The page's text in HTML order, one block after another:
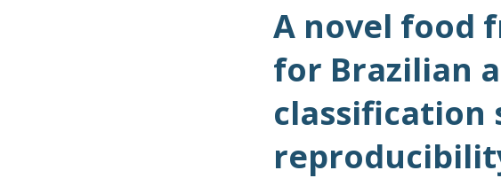
A novel food
for Brazilian
classification